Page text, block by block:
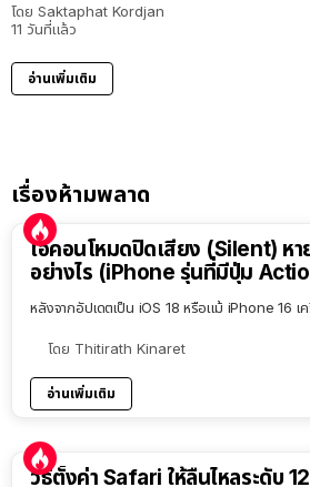
โดย Saktaphat Kordjan
11 วันที่แล้ว
อ่านเพิ่มเติม
เรื่องห้ามพลาด
ไอคอนโหมดปิดเสียง (Silent) หา
อย่างไร (iPhone รุ่นที่มีปุ่ม
หลังจากอัปเดตเป็น iOS 18 หรือแม้ iPhone 16 เ
โดย Thitirath Kinaret
อ่านเพิ่มเติม
วิธีตั้งค่า Safari ให้ลื่นไหลระดับ